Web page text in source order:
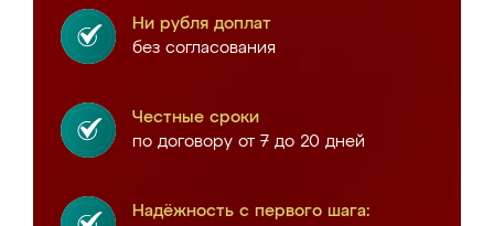
Ни рубля доплат
без согласования
Честные сроки
по договору от 7 до 20 дней
Надёжность с первого шага: